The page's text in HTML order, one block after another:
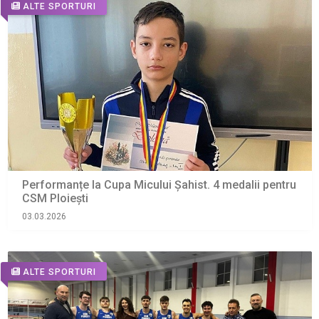
ALTE SPORTURI
Performanțe la Cupa Micului Șahist. 4 medalii pentru
CSM Ploiești
03.03.2026
ALTE SPORTURI